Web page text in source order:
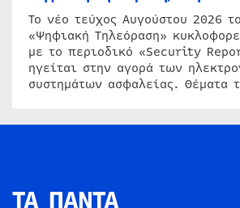
Το νέο τεύχος Αυγούστου 2026
«Ψηφιακή Τηλεόραση»
με το περιοδικό «Security
ηγείται στην αγορά των
συστημάτων ασφαλείας. Θέματα
ΤΑ ΠΑΝΤΑ